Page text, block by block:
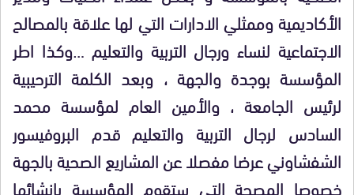
الأكاديمية وممثلي الادارات التي لها علاقة بالمصالح
الاجتماعية لنساء ورجال التربية والتعليم …وكذا اطر
المؤسسة بوجدة والجهة ، وبعد الكلمة الترحيبية
لرئيس الجامعة ، والأمين العام لمؤسسة محمد
السادس لرجال التربية والتعليم قدم البروفيسور
الشفشاوني عرضا مفصلا عن المشاريع الصحية بالجهة
خصوصا المصحة التي ستقوم المؤسسة بانشائها